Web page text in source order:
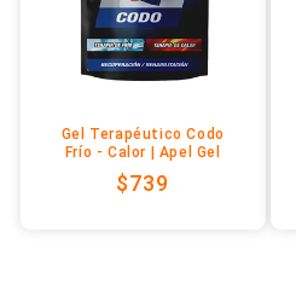
Gel Terapéutico Codo
Frío - Calor | Apel Gel
Precio
$739